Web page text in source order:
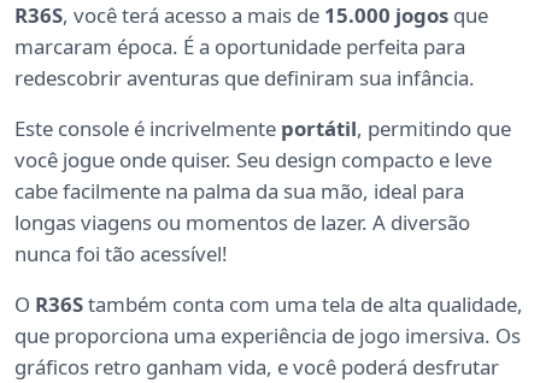
R36S, você terá acesso a mais de 15.000 jogos que
marcaram época. É a oportunidade perfeita para
redescobrir aventuras que definiram sua infância.
Este console é incrivelmente portátil, permitindo que
você jogue onde quiser. Seu design compacto e leve
cabe facilmente na palma da sua mão, ideal para
longas viagens ou momentos de lazer. A diversão
nunca foi tão acessível!
O R36Stambém conta com uma tela de alta qualidade,
que proporciona uma experiência de jogo imersiva. Os
gráficos retro ganham vida, e você poderá desfrutar